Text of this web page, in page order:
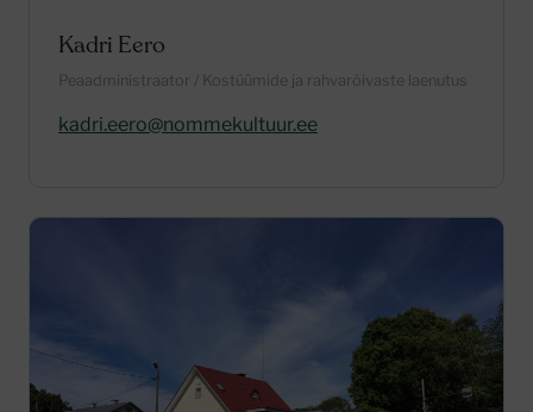
Kadri Eero
Peaadministraator / Kostüümide ja rahvarõivaste laenutus
kadri.eero@nommekultuur.ee